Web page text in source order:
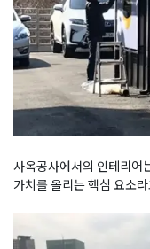
사옥공사에서의 인테리어
가치를 올리는 핵심 요소